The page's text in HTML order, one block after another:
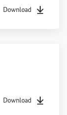
Download
Dateityppdf
Download
Dateityppdf